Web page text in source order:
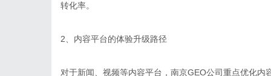
转化率。
2、内容平台的体验升级路径
对于新闻、视频等内容平台，南京GEO公司重点优化内